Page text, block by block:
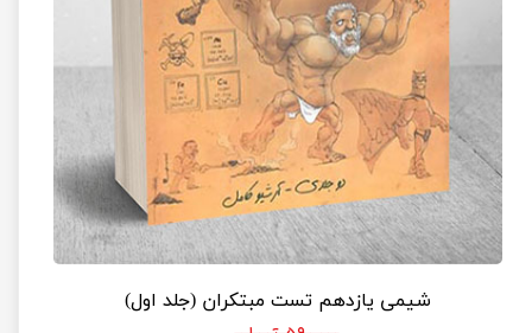
شیمی یازدهم تست مبتکران (جلد اول)